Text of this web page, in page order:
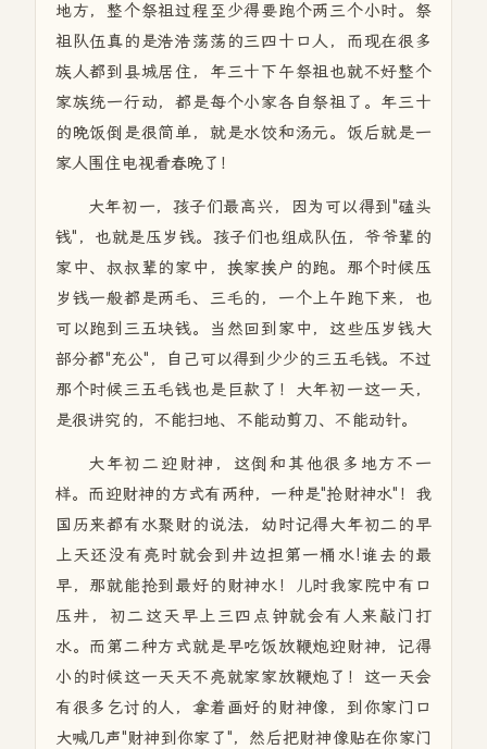
地方，整个祭祖过程至少得要跑个两三个小时。祭
祖队伍真的是浩浩荡荡的三四十口人，而现在很多
族人都到县城居住，年三十下午祭祖也就不好整个
家族统一行动，都是每个小家各自祭祖了。年三十
的晚饭倒是很简单，就是水饺和汤元。饭后就是一
家人围住电视看春晚了！
大年初一，孩子们最高兴，因为可以得到"磕头
钱"，也就是压岁钱。孩子们也组成队伍，爷爷辈的
家中、叔叔辈的家中，挨家挨户的跑。那个时候压
岁钱一般都是两毛、三毛的，一个上午跑下来，也
可以跑到三五块钱。当然回到家中，这些压岁钱大
部分都"充公"，自己可以得到少少的三五毛钱。不过
那个时候三五毛钱也是巨款了！大年初一这一天，
是很讲究的，不能扫地、不能动剪刀、不能动针。
大年初二迎财神，这倒和其他很多地方不一
样。而迎财神的方式有两种，一种是"抢财神水"！我
国历来都有水聚财的说法，幼时记得大年初二的早
上天还没有亮时就会到井边担第一桶水!谁去的最
早，那就能抢到最好的财神水！儿时我家院中有口
压井，初二这天早上三四点钟就会有人来敲门打
水。而第二种方式就是早吃饭放鞭炮迎财神，记得
小的时候这一天天不亮就家家放鞭炮了！这一天会
有很多乞讨的人，拿着画好的财神像，到你家门口
大喊几声"财神到你家了"，然后把财神像贴在你家门